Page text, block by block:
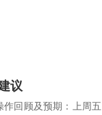
议
作回顾及预期：上周五